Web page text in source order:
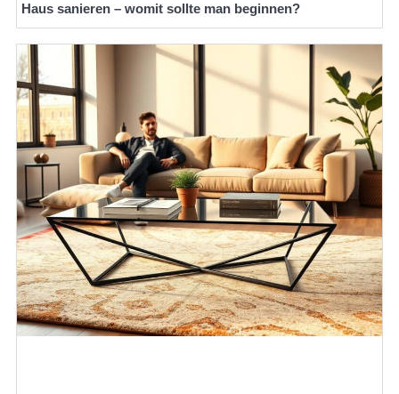
Haus sanieren – womit sollte man beginnen?